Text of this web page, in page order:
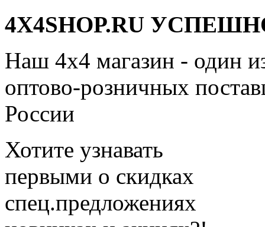
4X4SHOP.RU
Наш 4x4 магазин - один
оптово-розничных
России
Хотите узнавать
первыми о скидках
спец.предложениях